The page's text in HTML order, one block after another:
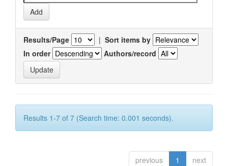
Results/Page | Sort items by
In order
Authors/record
Results 1-7 of 7 (Search time: 0.001 seconds).
previous 1 next